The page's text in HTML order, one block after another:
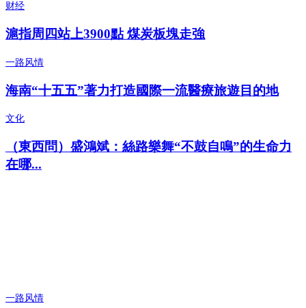
财经
滬指周四站上3900點 煤炭板塊走強
一路风情
海南“十五五”著力打造國際一流醫療旅遊目的地
文化
（東西問）盛鴻斌：絲路樂舞“不鼓自鳴”的生命力
在哪...
一路风情